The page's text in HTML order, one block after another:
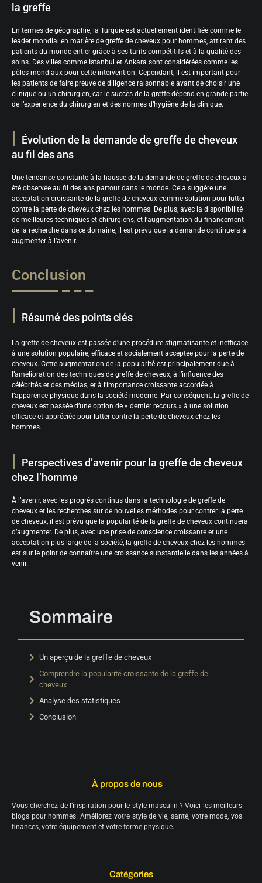
la greffe
En termes de géographie, la Turquie est actuellement identifiée comme le
leader mondial en matière de greffe de cheveux pour hommes, attirant des
patients du monde entier grâce à ses tarifs compétitifs et à la qualité des
soins. Des villes comme Istanbul et Ankara sont considérées comme les
pôles mondiaux pour cette intervention. Cependant, il est important pour
les patients de faire preuve de diligence raisonnable avant de choisir une
clinique ou un chirurgien, car le succès de la greffe dépend en grande partie
de l’expérience du chirurgien et des normes d’hygiène de la clinique.
Évolution de la demande de greffe de cheveux
au fil des ans
Une tendance constante à la hausse de la demande de greffe de cheveux a
été observée au fil des ans partout dans le monde. Cela suggère une
acceptation croissante de la greffe de cheveux comme solution pour lutter
contre la perte de cheveux chez les hommes. De plus, avec la disponibilité
de meilleures techniques et chirurgiens, et l’augmentation du financement
de la recherche dans ce domaine, il est prévu que la demande continuera à
augmenter à l’avenir.
Conclusion
Résumé des points clés
La greffe de cheveux est passée d’une procédure stigmatisante et inefficace
à une solution populaire, efficace et socialement acceptée pour la perte de
cheveux. Cette augmentation de la popularité est principalement due à
l’amélioration des techniques de greffe de cheveux, à l’influence des
célébrités et des médias, et à l’importance croissante accordée à
l’apparence physique dans la société moderne. Par conséquent, la greffe de
cheveux est passée d’une option de « dernier recours » à une solution
efficace et appréciée pour lutter contre la perte de cheveux chez les
hommes.
Perspectives d’avenir pour la greffe de cheveux
chez l’homme
À l’avenir, avec les progrès continus dans la technologie de greffe de
cheveux et les recherches sur de nouvelles méthodes pour contrer la perte
de cheveux, il est prévu que la popularité de la greffe de cheveux continuera
d’augmenter. De plus, avec une prise de conscience croissante et une
acceptation plus large de la société, la greffe de cheveux chez les hommes
est sur le point de connaître une croissance substantielle dans les années à
venir.
Sommaire
Un aperçu de la greffe de cheveux
Comprendre la popularité croissante de la greffe de
cheveux
Analyse des statistiques
Conclusion
À propos de nous
Vous cherchez de l’inspiration pour le style masculin ? Voici les meilleurs
blogs pour hommes. Améliorez votre style de vie, santé, votre mode, vos
finances, votre équipement et votre forme physique.
Catégories